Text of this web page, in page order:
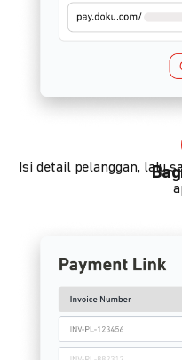
Isi detail pelanggan, lalu